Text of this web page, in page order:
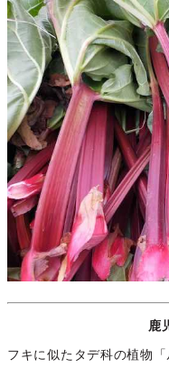
鹿
フキに似たタデ科の植物